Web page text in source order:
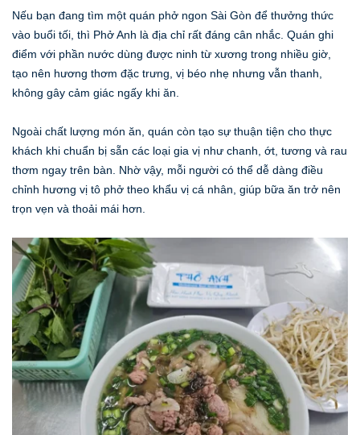
Nếu bạn đang tìm một quán phở ngon Sài Gòn để thưởng thức
vào buổi tối, thì Phở Anh là địa chỉ rất đáng cân nhắc. Quán ghi
điểm với phần nước dùng được ninh từ xương trong nhiều giờ,
tạo nên hương thơm đặc trưng, vị béo nhẹ nhưng vẫn thanh,
không gây cảm giác ngấy khi ăn.
Ngoài chất lượng món ăn, quán còn tạo sự thuận tiện cho thực
khách khi chuẩn bị sẵn các loại gia vị như chanh, ớt, tương và rau
thơm ngay trên bàn. Nhờ vậy, mỗi người có thể dễ dàng điều
chỉnh hương vị tô phở theo khẩu vị cá nhân, giúp bữa ăn trở nên
trọn vẹn và thoải mái hơn.